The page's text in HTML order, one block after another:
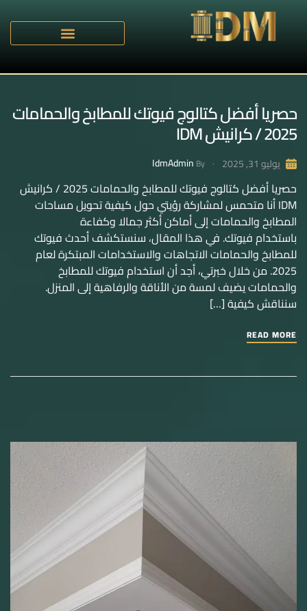
حصريا أفضل كتالوج فيوتك للمطابخ والحمامات
2025 / كرانيش IDM
يوليو 31, 2025 By
IdmAdmin
حصريا أفضل كتالوج فيوتك للمطابخ والحمامات 2025 / كرانيش
IDM أنا متحمس لمشاركة رؤيتي حول كيفية تحويل مساحات
المطابخ والحمامات إلى أماكن أكثر جمالا وكفاءة
باستخدام فيوتك. في هذا المقال، سنستكشف أحدث فيوتك
للمطابخ والحمامات الاتجاهات والاستخدامات المبتكرة لعام
2025. من خلال خبرتي، أجد أن استخدام فيوتك للمطابخ
والحمامات يضيف لمسة من الأناقة والرفاهية إلى المنزل.
سنناقش كيفية […]
READ MORE